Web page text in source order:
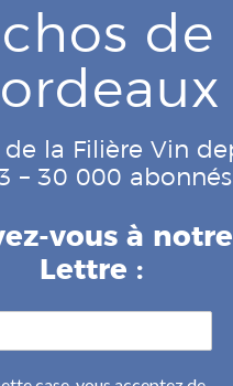
de
de la Filière Vin
– 30 000 abonnés
vous à
Lettre :